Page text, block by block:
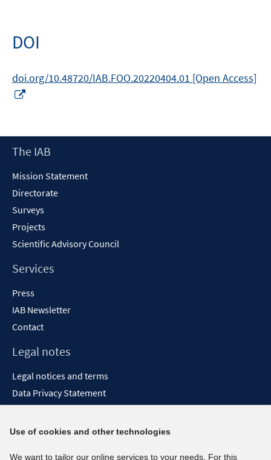
DOI
doi.org/10.48720/IAB.FOO.20220404.01 [Open Access]
new
window
Footer
The IAB
Mission Statement
Directorate
Surveys
Projects
Scientific Advisory Council
Services
Press
IAB Newsletter
Contact
Legal notes
Legal notices and terms
Data Privacy Statement
Report Accessibility
Social media channels
Use of cookies and other technologies
We want to tailor our online services to your needs. For this